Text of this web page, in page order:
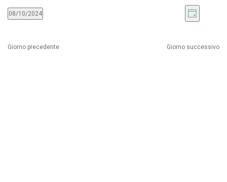
Viste
Giorno
08/10/2024
data.
Giorno precedente Giorno successivo